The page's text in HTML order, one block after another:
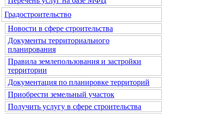
Градостроительство
Новости в сфере строительства
Документы территориального
планирования
Правила землепользования и застройки
территории
Документация по планировке территорий
Приобрести земельный участок
Получить услугу в сфере строительства